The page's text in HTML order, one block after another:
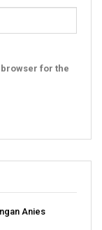
for the
Anies